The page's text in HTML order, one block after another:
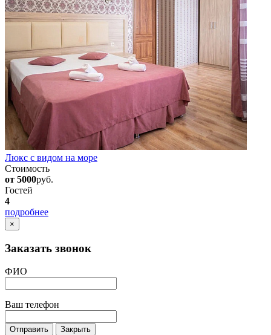
Люкс с видом на море
Стоимость
от 5000руб.
Гостей
4
подробнее
×
Заказать звонок
ФИО
Ваш телефон
Отправить Закрыть